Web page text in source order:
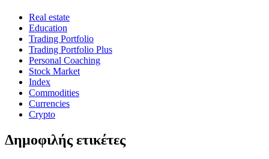
Real estate
Education
Trading Portfolio
Trading Portfolio Plus
Personal Coaching
Stock Market
Index
Commodities
Currencies
Crypto
Δημοφιλής ετικέτες